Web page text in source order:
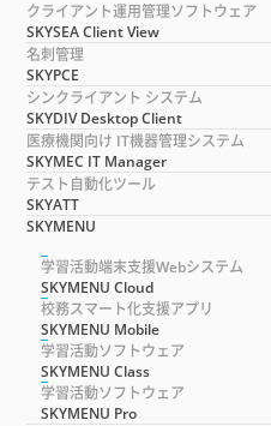
クライアント運用管理ソフトウェア
SKYSEA Client View
名刺管理
SKYPCE
シンクライアント システム
SKYDIV Desktop Client
医療機関向け IT機器管理システム
SKYMEC IT Manager
テスト自動化ツール
SKYATT
SKYMENU
学習活動端末支援Webシステム
SKYMENU Cloud
校務スマート化支援アプリ
SKYMENU Mobile
学習活動ソフトウェア
SKYMENU Class
学習活動ソフトウェア
SKYMENU Pro